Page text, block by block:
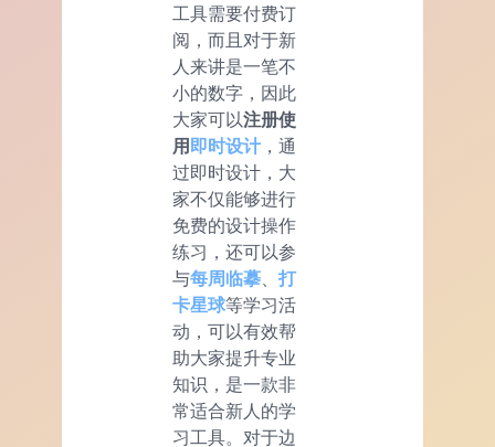
工具需要付费订
阅，而且对于新
人来讲是一笔不
小的数字，因此
大家可以注册使
用即时设计 ，通
过即时设计，大
家不仅能够进行
免费的设计操作
练习，还可以参
与每周临摹
打
卡星球等学习活
动，可以有效帮
助大家提升专业
知识，是一款非
常适合新人的学
习工具。对于边